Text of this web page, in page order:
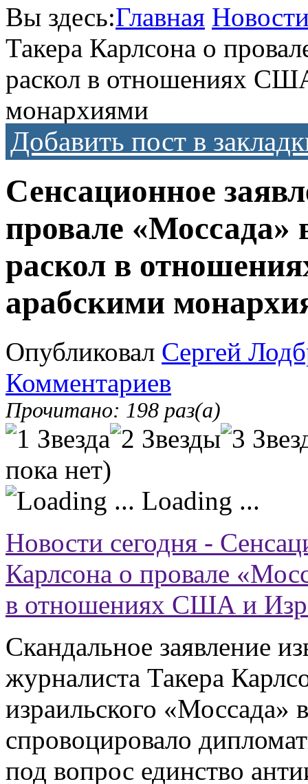
Вы здесь:Главная
Такера Карлсона о
раскол в отношениях
монархиями
Добавить пост в
Сенсационное
провале «Моссада»
раскол в
арабскими
Опубликовал Сергей
Комментариев
Прочитано: 198 раз(а)
пока нет)
Loading ...
Новости сегодня -
Карлсона о провале
в отношениях США и
Скандальное заявление
журналиста Такера
израильского «Моссада»
спровоцировало
под вопрос единство